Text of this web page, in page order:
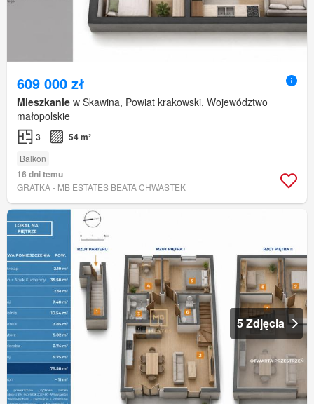
609 000 zł
Mieszkanie w Skawina, Powiat krakowski, Województwo
małopolskie
3 54 m²
Balkon
16 dni temu
GRATKA - MB ESTATES BEATA CHWASTEK
5 Zdjęcia